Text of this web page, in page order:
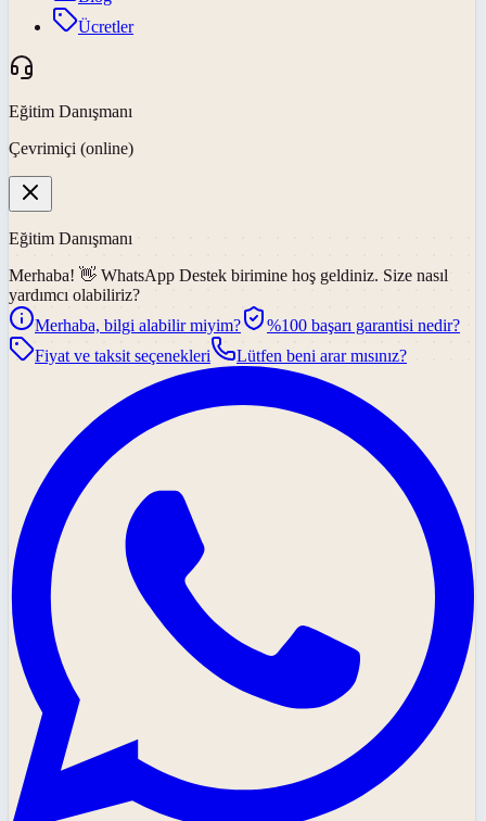
Ücretler
Eğitim Danışmanı
Çevrimiçi (online)
Eğitim Danışmanı
Merhaba! 👋 WhatsApp Destek birimine hoş geldiniz. Size nasıl
yardımcı olabiliriz?
Merhaba, bilgi alabilir miyim?
%100 başarı garantisi nedir?
Fiyat ve taksit seçenekleri
Lütfen beni arar mısınız?